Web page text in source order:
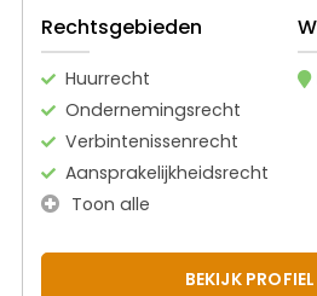
Rechtsgebieden
Huurrecht
Ondernemingsrecht
Verbintenissenrecht
Aansprakelijkheidsrecht
Toon alle
BEKIJK PROFIEL